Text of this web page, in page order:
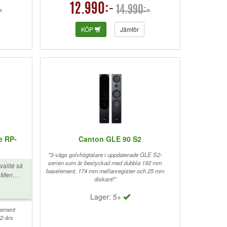
12.990:- 14.990:-
KÖP Jämför
RP-
så
4/5,
på
Tittar
års
Canton GLE 90 S2
"3-vägs golvhögtalare i uppdaterade GLE S2-
serien som är bestyckad med dubbla 192 mm
baselement, 174 mm mellanregister och 25 mm
diskant!"
Lager: 5+